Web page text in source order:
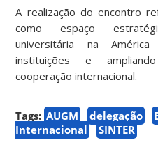
A realização do encontro
como espaço
universitária na América
instituições e
cooperação internacional.
Tags: AUGM delegação
Internacional
SINTER